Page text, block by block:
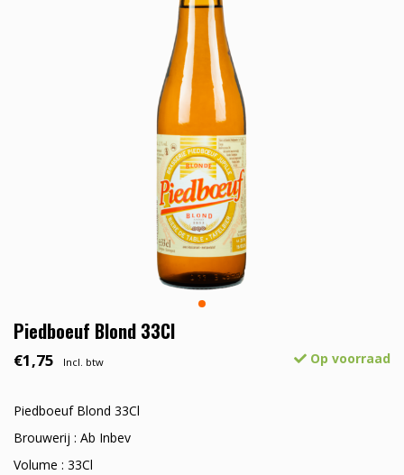
Piedboeuf Blond 33Cl
€1,75 Incl. btw Op voorraad
Piedboeuf Blond 33Cl
Brouwerij : Ab Inbev
Volume : 33Cl